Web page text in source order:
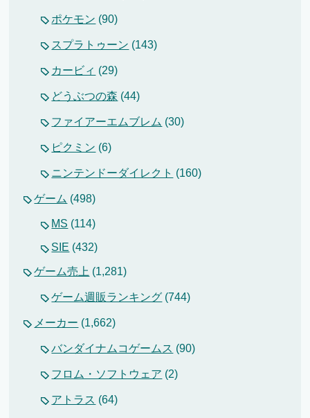
ポケモン (90)
スプラトゥーン (143)
カービィ (29)
どうぶつの森 (44)
ファイアーエムブレム (30)
ピクミン (6)
ニンテンドーダイレクト (160)
ゲーム (498)
MS (114)
SIE (432)
ゲーム売上 (1,281)
ゲーム週販ランキング (744)
メーカー (1,662)
バンダイナムコゲームス (90)
フロム・ソフトウェア (2)
アトラス (64)